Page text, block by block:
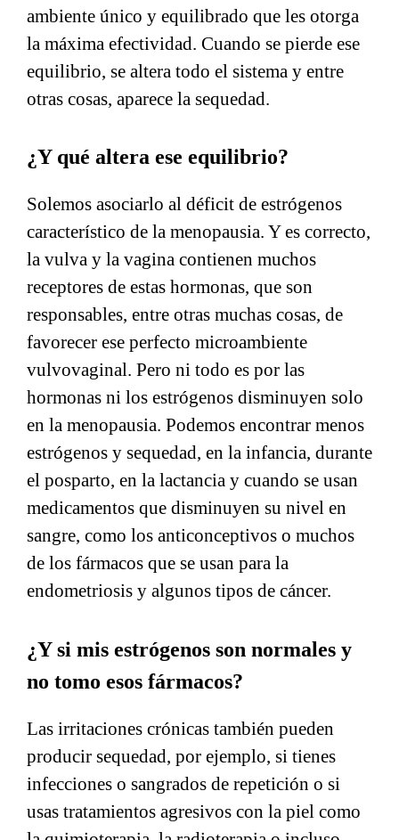
ambiente único y equilibrado que les otorga
la máxima efectividad. Cuando se pierde ese
equilibrio, se altera todo el sistema y entre
otras cosas, aparece la sequedad.
¿Y qué altera ese equilibrio?
Solemos asociarlo al déficit de estrógenos
característico de la menopausia. Y es correcto,
la vulva y la vagina contienen muchos
receptores de estas hormonas, que son
responsables, entre otras muchas cosas, de
favorecer ese perfecto microambiente
vulvovaginal. Pero ni todo es por las
hormonas ni los estrógenos disminuyen solo
en la menopausia. Podemos encontrar menos
estrógenos y sequedad, en la infancia, durante
el posparto, en la lactancia y cuando se usan
medicamentos que disminuyen su nivel en
sangre, como los anticonceptivos o muchos
de los fármacos que se usan para la
endometriosis y algunos tipos de cáncer.
¿Y si mis estrógenos son normales y
no tomo esos fármacos?
Las irritaciones crónicas también pueden
producir sequedad, por ejemplo, si tienes
infecciones o sangrados de repetición o si
usas tratamientos agresivos con la piel como